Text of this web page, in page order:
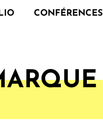
CONFÉRENCES